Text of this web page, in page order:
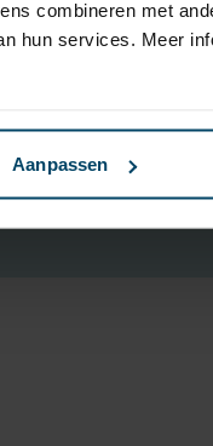
combineren met
hun services. Meer
Aanpassen